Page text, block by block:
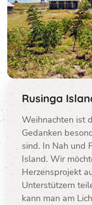
Rusinga
Weihnachten ist
Gedanken
sind. In Nah und
Island. Wir
Herzensprojekt
Unterstützern
kann man am